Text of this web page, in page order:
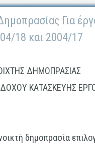
Για
18 και 2004/17
ΔΗΜΟΠΡΑΣΙΑΣ
ΚΑΤΑΣΚΕΥΗΣ
δημοπρασία